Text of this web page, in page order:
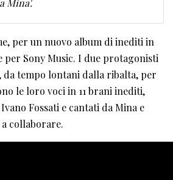
Mina'.
per un nuovo album di inediti in
per Sony Music. I due protagonisti
da tempo lontani dalla ribalta, per
le loro voci in 11 brani inediti,
Fossati e cantati da Mina e
collaborare.